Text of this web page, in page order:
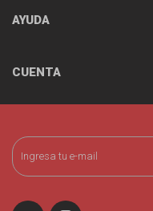
AYUDA
CUENTA